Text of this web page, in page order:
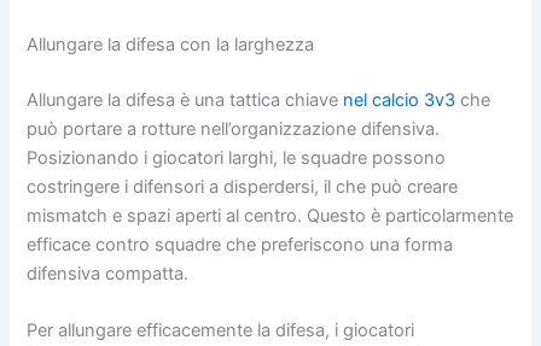
Allungare la difesa con la larghezza
Allungare la difesa è una tattica chiave nel calcio 3v3 che
può portare a rotture nell’organizzazione difensiva.
Posizionando i giocatori larghi, le squadre possono
costringere i difensori a disperdersi, il che può creare
mismatch e spazi aperti al centro. Questo è particolarmente
efficace contro squadre che preferiscono una forma
difensiva compatta.
Per allungare efficacemente la difesa, i giocatori